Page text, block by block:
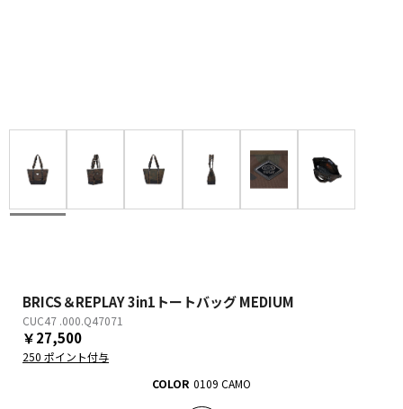
BRICS＆REPLAY 3in1トートバッグ MEDIUM
CUC47 .000.Q47071
￥27,500
250 ポイント付与
COLOR 0109 CAMO